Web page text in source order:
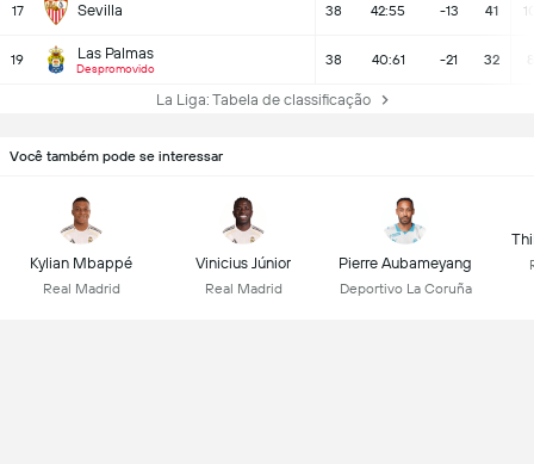
17 Sevilla 38 42:55 -13 41
19 Las Palmas
Despromovido
38 40:61 -21 32
La Liga: Tabela de classificação
Você também pode se interessar
Kylian Mbappé
Real Madrid
Vinicius Júnior
Real Madrid
Pierre Aubameyang
Deportivo La Coruña